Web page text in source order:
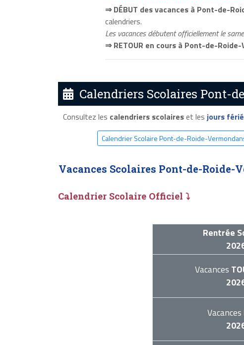
⇒ DÉBUT des vacances à Pont-de-
calendriers.
Les vacances débutent officiellement le
⇒ RETOUR en cours à Pont-de-
Calendriers Scolaires Pont-
Consultez les calendriers scolaireset les jours
Calendrier Scolaire Pont-de-Roide-
Vacances Scolaires Pont-de-Roide-
Calendrier Scolaire Officiel ⤵
Rentrée
Vacances
Vacances